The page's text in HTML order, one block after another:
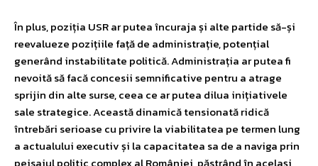
În plus, poziția USR ar putea încuraja și alte partide să-și
reevalueze pozițiile față de administrație, potențial
generând instabilitate politică. Administrația ar putea fi
nevoită să facă concesii semnificative pentru a atrage
sprijin din alte surse, ceea ce ar putea dilua inițiativele
sale strategice. Această dinamică tensionată ridică
întrebări serioase cu privire la viabilitatea pe termen lung
a actualului executiv și la capacitatea sa de a naviga prin
peisajul politic complex al României, păstrând în același